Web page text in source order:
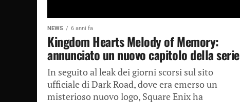
NEWS 6 anni fa
Kingdom Hearts Melody of Memory:
annunciato un nuovo capitolo della serie
In seguito al leak dei giorni scorsi sul sito
ufficiale di Dark Road, dove era emerso un
misterioso nuovo logo, Square Enix ha